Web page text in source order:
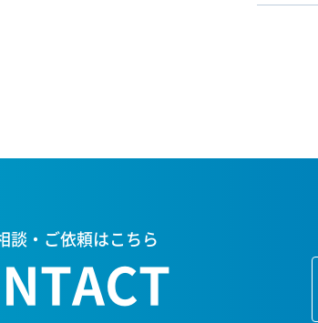
談・ご依頼はこちら